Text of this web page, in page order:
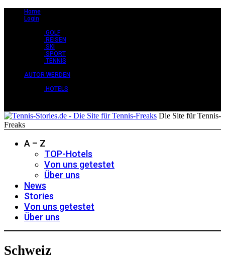
Home
Login
.GOLF
.REISEN
.SKI
.SPORT
.TENNIS
AUTOR WERDEN
.HOTELS
Die Site für Tennis-
Freaks
A – Z
TOP-Hotels
Von uns getestet
Über uns
News
Stories
Von uns getestet
Über uns
Schweiz